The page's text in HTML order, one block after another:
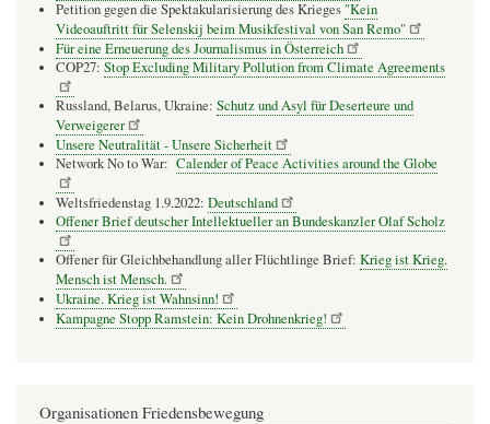
Petition gegen die Spektakularisierung des Krieges "Kein
Videoauftritt für Selenskij beim Musikfestival von San Remo"
Für eine Erneuerung des Journalismus in Österreich
COP27: Stop Excluding Military Pollution from Climate Agreements
Russland, Belarus, Ukraine: Schutz und Asyl für Deserteure und
Verweigerer
Unsere Neutralität - Unsere Sicherheit
Network No to War: Calender of Peace Activities around the Globe
Weltsfriedenstag 1.9.2022: Deutschland
Offener Brief deutscher Intellektueller an Bundeskanzler Olaf Scholz
Offener für Gleichbehandlung aller Flüchtlinge Brief: Krieg ist Krieg.
Mensch ist Mensch.
Ukraine. Krieg ist Wahnsinn!
Kampagne Stopp Ramstein: Kein Drohnenkrieg!
Organisationen Friedensbewegung